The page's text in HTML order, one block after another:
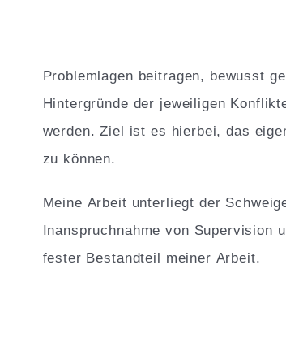
Problemlagen beitragen, bewusst
Hintergründe der jeweiligen
werden. Ziel ist es hierbei, das
zu können.
Meine Arbeit unterliegt der
Inanspruchnahme von Supervision
fester Bestandteil meiner Arbeit.